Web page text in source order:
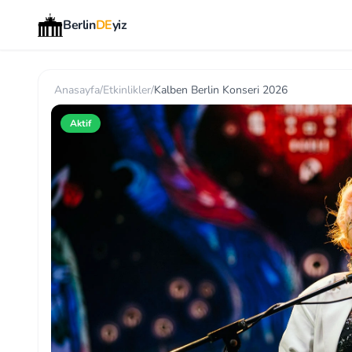
BerlinDEyiz
Anasayfa/Etkinlikler/Kalben Berlin Konseri 2026
Aktif